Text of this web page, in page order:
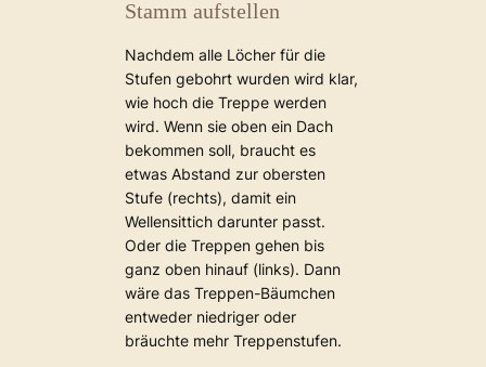
Stamm aufstellen
Nachdem alle Löcher für die
Stufen gebohrt wurden wird klar,
wie hoch die Treppe werden
wird. Wenn sie oben ein Dach
bekommen soll, braucht es
etwas Abstand zur obersten
Stufe (rechts), damit ein
Wellensittich darunter passt.
Oder die Treppen gehen bis
ganz oben hinauf (links). Dann
wäre das Treppen-Bäumchen
entweder niedriger oder
bräuchte mehr Treppenstufen.